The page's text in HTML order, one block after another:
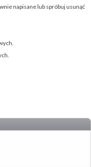
napisane lub spróbuj usunąć